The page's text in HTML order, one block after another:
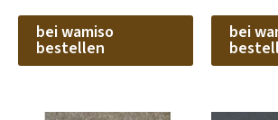
bei wamiso
bestellen
bei